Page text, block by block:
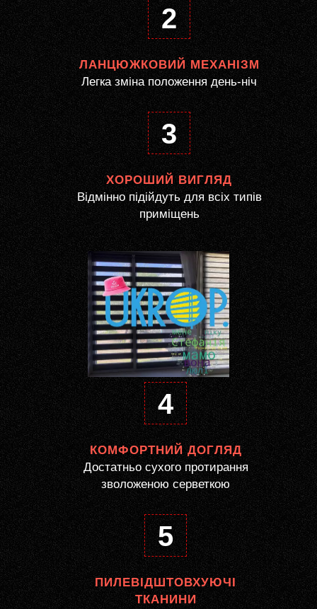
2
ЛАНЦЮЖКОВИЙ МЕХАНІЗМ
Легка зміна положення день-ніч
3
ХОРОШИЙ ВИГЛЯД
Відмінно підійдуть для всіх типів
приміщень
4
КОМФОРТНИЙ ДОГЛЯД
Достатньо сухого протирання
зволоженою серветкою
5
ПИЛЕВІДШТОВХУЮЧІ
ТКАНИНИ